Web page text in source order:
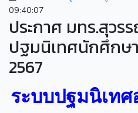
09:40:07
ประกาศ มทร.สุวร
ปฐมนิเทศนักศึกษ
2567
ระบบปฐมนิเท